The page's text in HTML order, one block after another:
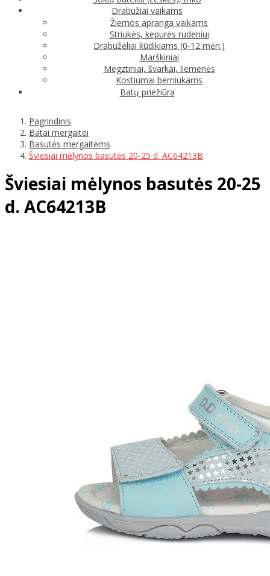
Drabužiai vaikams
Žiemos apranga vaikams
Striukės, kepurės rudeniui
Drabužėliai kūdikiams (0-12 mėn.)
Marškiniai
Megztiniai, švarkai, liemenės
Kostiumai berniukams
Batų priežiūra
Pagrindinis
Batai mergaitei
Basutės mergaitėms
Šviesiai mėlynos basutės 20-25 d. AC64213B
Šviesiai mėlynos basutės 20-25
d. AC64213B